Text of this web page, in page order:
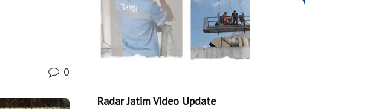
0
Radar Jatim Video Update